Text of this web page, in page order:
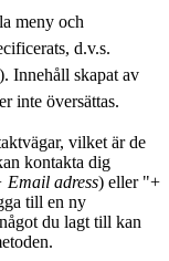
meny och
d.v.s.
). Innehåll skapat av
inte översättas.
vilket är de
kontakta dig
Email adress) eller "+
till en ny
du lagt till kan